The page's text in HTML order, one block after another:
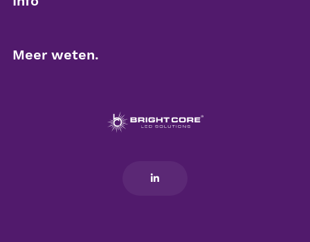
Plafond- en wandarmaturen
Meer weten.